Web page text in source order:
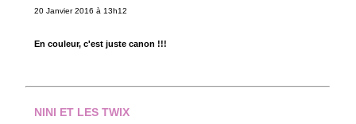
20 Janvier 2016 à 13h12
En couleur, c'est juste canon !!!
NINI ET LES TWIX